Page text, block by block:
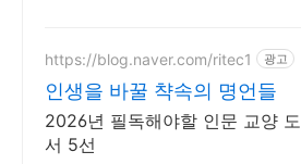
https://blog.naver.com/ritec1 광고
인생을 바꿀 챡속의 명언들
2026년 필독해야할 인문 교양 도
서 5선